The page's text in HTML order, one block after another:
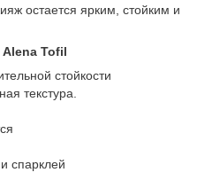
остается ярким, стойким и
Tofil
стойкости
текстура.
спарклей